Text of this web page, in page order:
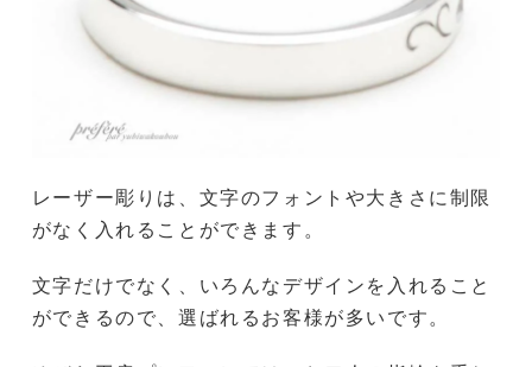
レーザー彫りは、文字のフォントや大きさに制限
がなく入れることができます。
文字だけでなく、いろんなデザインを入れること
ができるので、選ばれるお客様が多いです。